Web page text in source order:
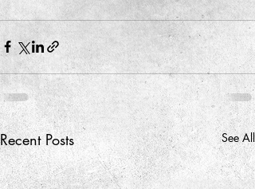
Recent Posts See All